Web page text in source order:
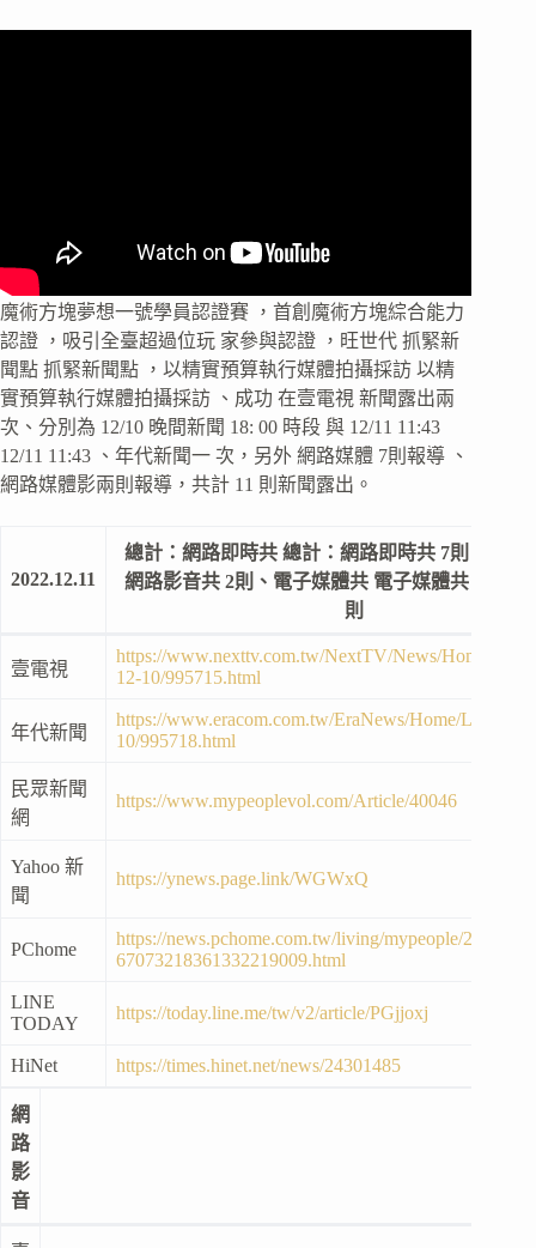
魔術方塊夢想一號學員認證賽 ，首創魔術方塊綜合能力
認證 ，吸引全臺超過位玩 家參與認證 ，旺世代 抓緊新
聞點 抓緊新聞點 ，以精實預算執行媒體拍攝採訪 以精
實預算執行媒體拍攝採訪 、成功 在壹電視 新聞露出兩
次、分別為 12/10 晚間新聞 18: 00 時段 與 12/11 11:43
12/11 11:43 、年代新聞一 次，另外 網路媒體 7則報導 、
網路媒體影兩則報導，共計 11 則新聞露出。
2022.12.11
總計：網路即時共 總計：網路即時共 7則、網路
網路影音共 2則、電子媒體共 電子媒體共 2則，
則
壹電視
https://www.nexttv.com.tw/NextTV/News/Home/Life/
12-10/995715.html
年代新聞
https://www.eracom.com.tw/EraNews/Home/Life/
10/995718.html
民眾新聞
網
https://www.mypeoplevol.com/Article/40046
Yahoo 新
聞
https://ynews.page.link/WGWxQ
PChome
https://news.pchome.com.tw/living/mypeople/
67073218361332219009.html
LINE
TODAY
https://today.line.me/tw/v2/article/PGjjoxj
HiNet https://times.hinet.net/news/24301485
網
路
影
音